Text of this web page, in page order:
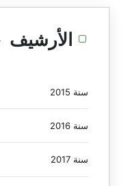
الأرشيف
سنة 2015
سنة 2016
سنة 2017